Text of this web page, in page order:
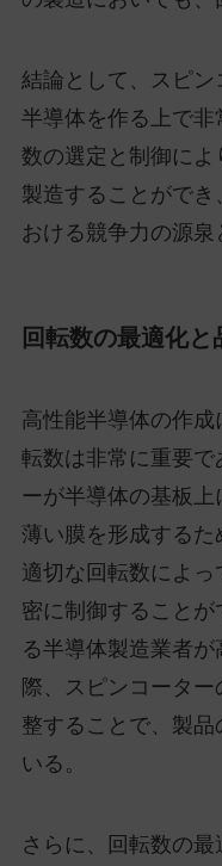
結論として、スピ
半導体を作る上で
数の選定と制御に
製造することがで
おける競争力の源泉
回転数の最適化と
高性能半導体の作
転数は非常に重要で
ーが半導体の基板上
薄い膜を形成するた
適切な回転数によ
密に制御すること
る半導体製造業者
際、スピンコータ
整することで、製
いる。
さらに、回転数の最